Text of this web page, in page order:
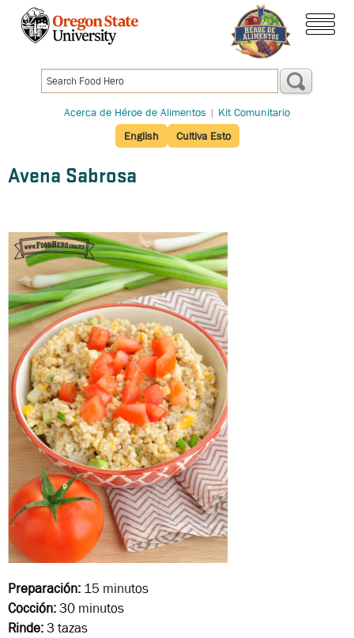
Pasar
principal
Acerca de Héroe de Alimentos | Kit Comunitario
English
Cultiva Esto
Avena Sabrosa
Preparación: 15 minutos
Cocción:30 minutos
Rinde:3 tazas